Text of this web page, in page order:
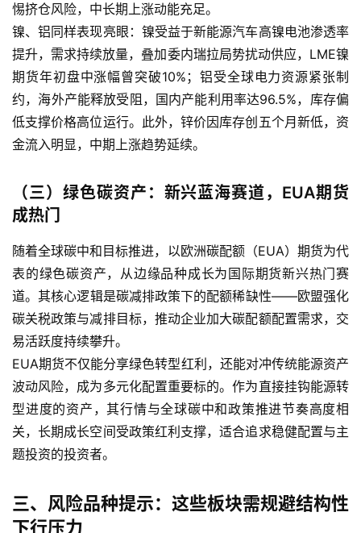
原
油
货
开
户
原
油
期
货
直
播
室
原
油
惕挤仓风险，中长期上涨动能充足。
镍、铝同样表现亮眼：镍受益于新能源汽车高镍电池渗透率
提升，需求持续放量，叠加委内瑞拉局势扰动供应，LME镍
期货年初盘中涨幅曾突破10%；铝受全球电力资源紧张制
约，海外产能释放受阻，国内产能利用率达96.5%，库存偏
低支撑价格高位运行。此外，锌价因库存创五个月新低，资
金流入明显，中期上涨趋势延续。
（三）绿色碳资产：新兴蓝海赛道，EUA期货
成热门
随着全球碳中和目标推进，以欧洲碳配额（EUA）期货为代
表的绿色碳资产，从边缘品种成长为国际期货新兴热门赛
道。其核心逻辑是碳减排政策下的配额稀缺性——欧盟强化
碳关税政策与减排目标，推动企业加大碳配额配置需求，交
易活跃度持续攀升。
EUA期货不仅能分享绿色转型红利，还能对冲传统能源资产
波动风险，成为多元化配置重要标的。作为直接挂钩能源转
型进度的资产，其行情与全球碳中和政策推进节奏高度相
关，长期成长空间受政策红利支撑，适合追求稳健配置与主
题投资的投资者。
三、风险品种提示：这些板块需规避结构性
下行压力